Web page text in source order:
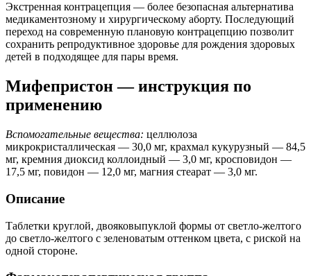
Экстренная контрацепция — более безопасная альтернатива
медикаментозному и хирургическому аборту. Последующий
переход на современную плановую контрацепцию позволит
сохранить репродуктивное здоровье для рождения здоровых
детей в подходящее для пары время.
Мифепристон — инструкция по
применению
Вспомогательные вещества: целлюлоза
микрокристаллическая — 30,0 мг, крахмал кукурузный — 84,5
мг, кремния диоксид коллоидный — 3,0 мг, кросповидон —
17,5 мг, повидон — 12,0 мг, магния стеарат — 3,0 мг.
Описание
Таблетки круглой, двояковыпуклой формы от светло-желтого
до светло-желтого с зеленоватым оттенком цвета, с риской на
одной стороне.